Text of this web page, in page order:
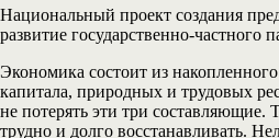
Национальный проект создания
развитие государственно-частного
Экономика состоит из
капитала, природных и трудовых
не потерять эти три составляющие.
трудно и долго восстанавливать.